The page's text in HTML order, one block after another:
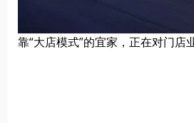
靠“大店模式”的宜家，正在对门店